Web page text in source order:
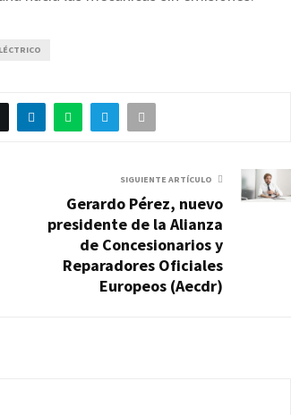
SIGUIENTE ARTÍCULO
Gerardo Pérez, nuevo
presidente de la Alianza
de Concesionarios y
Reparadores Oficiales
Europeos (Aecdr)